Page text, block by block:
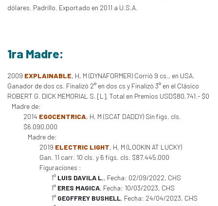
dólares. Padrillo. Exportado en 2011 a U.S.A.
1ra Madre:
2009 EXPLAINABLE, H, M (DYNAFORMER) Corrió 9 cs., en USA.
Ganador de dos cs. Finalizó 2° en dos cs y Finalizó 3° en el Clásico
ROBERT G. DICK MEMORIAL S. [L]. Total en Premios USD$80,741.- $0
Madre de:
2014 EGOCENTRICA, H, M (SCAT DADDY) Sin figs. cls.
$6.090.000
Madre de:
2019 ELECTRIC LIGHT, H, M (LOOKIN AT LUCKY)
Gan. 11 carr. 10 cls. y 6 figs. cls. $87.445.000
Figuraciones :
1° LUIS DAVILA L., Fecha: 02/09/2022, CHS
1° ERES MAGICA, Fecha: 10/03/2023, CHS
1° GEOFFREY BUSHELL, Fecha: 24/04/2023, CHS